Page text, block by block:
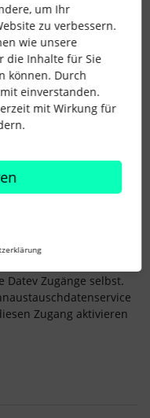
sollte es sogar für
So ist es
Kraft voraus in Richtung
Zugänge selbst.
Zugang aktivieren
um Ihr
zu verbessern.
wie unsere
die Inhalte für Sie
können. Durch
einverstanden.
mit Wirkung für